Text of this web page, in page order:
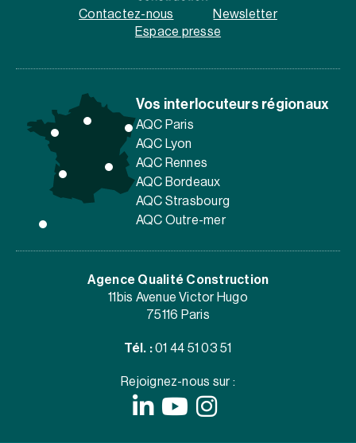
Contactez-nous
Newsletter
Espace presse
Vos interlocuteurs régionaux
AQC Paris
AQC Lyon
AQC Rennes
AQC Bordeaux
AQC Strasbourg
AQC Outre-mer
Agence Qualité Construction
11bis Avenue Victor Hugo
75116 Paris
Tél. : 01 44 51 03 51
Rejoignez-nous sur :